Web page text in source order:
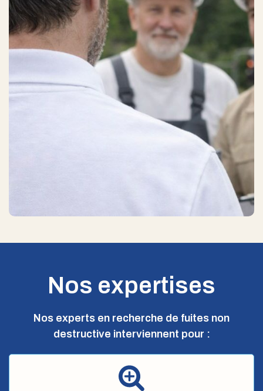
Nos expertises
Nos experts en recherche de fuites non
destructive interviennent pour :